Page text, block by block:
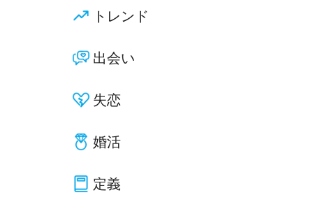
トレンド
出会い
失恋
婚活
定義